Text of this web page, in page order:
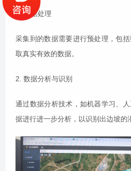
1. 数据处理
采集到的数据需要进行预处理，包
取真实有效的数据。
2. 数据分析与识别
通过数据分析技术，如机器学习、
据进行进一步分析，以识别出边坡的